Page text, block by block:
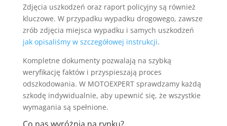
Zdjęcia uszkodzeń oraz raport policyjny są również
kluczowe. W przypadku wypadku drogowego, zawsze
zrób zdjęcia miejsca wypadku i samych uszkodzeń
jak opisaliśmy w szczegółowej instrukcji.
Kompletne dokumenty pozwalają na szybką
weryfikację faktów i przyspieszają proces
odszkodowania. W MOTOEXPERT sprawdzamy każdą
szkodę indywidualnie, aby upewnić się, że wszystkie
wymagania są spełnione.